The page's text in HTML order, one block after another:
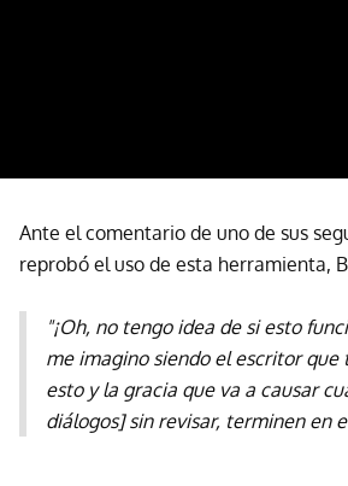
Ante el comentario de uno de sus
reprobó el uso de esta herramienta,
"¡Oh, no tengo idea de si esto
me imagino siendo el escritor que
esto y la gracia que va a causar
diálogos] sin revisar, terminen en